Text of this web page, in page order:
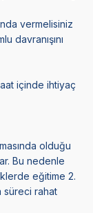
vermelisiniz
davranışını
içinde ihtiyaç
olduğu
Bu nedenle
eğitime 2.
süreci rahat